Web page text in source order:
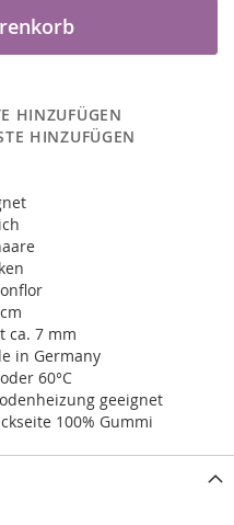
HINZUFÜGEN
HINZUFÜGEN
ca. 7 mm
in Germany
60°C
geeignet
100% Gummi